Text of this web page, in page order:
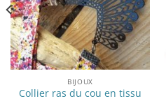
BIJOUX
Collier ras du cou en tissu